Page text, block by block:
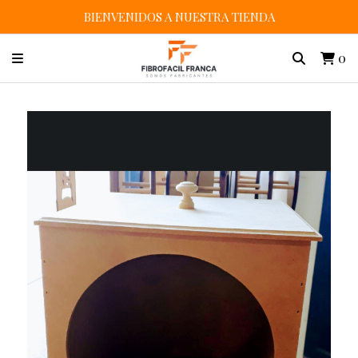
BIENVENIDOS A NUESTRA TIENDA
0